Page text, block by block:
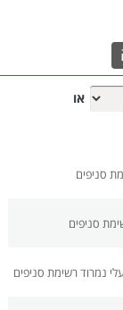
או
סניפים
סניפים
נמרוד רשימת סניפים